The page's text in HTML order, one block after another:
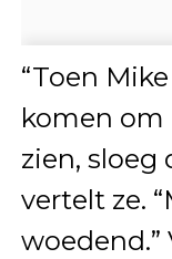
“Toen
komen
zien, sloeg
vertelt ze.